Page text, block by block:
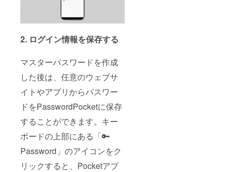
2. ログイン情報を保存する
マスターパスワードを作成
した後は、任意のウェブサ
イトやアプリからパスワー
ドをPasswordPocketに保存
することができます。キー
ボードの上部にある「🔑
Password」のアイコンをク
リックすると、Pocketアプ